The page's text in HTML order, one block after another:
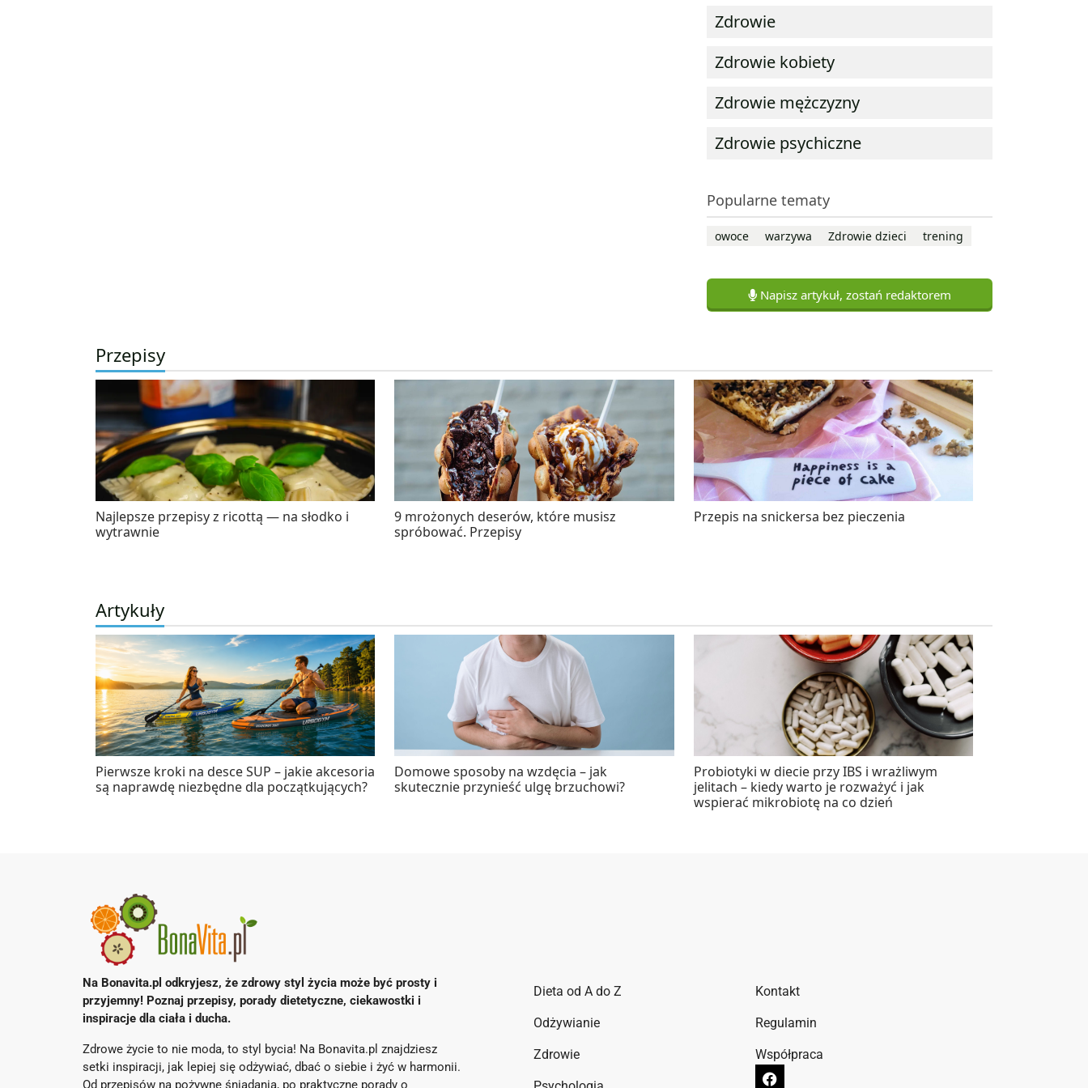
Zdrowie
Zdrowie kobiety
Zdrowie mężczyzny
Zdrowie psychiczne
Popularne tematy
owoce warzywa Zdrowie dzieci trening
Napisz artykuł, zostań redaktorem
Przepisy
Najlepsze przepisy z ricottą — na słodko i
wytrawnie
9 mrożonych deserów, które musisz
spróbować. Przepisy
Przepis na snickersa bez pieczenia
Artykuły
Pierwsze kroki na desce SUP – jakie akcesoria
są naprawdę niezbędne dla początkujących?
Domowe sposoby na wzdęcia – jak
skutecznie przynieść ulgę brzuchowi?
Probiotyki w diecie przy IBS i wrażliwym
jelitach – kiedy warto je rozważyć i jak
wspierać mikrobiotę na co dzień
Na Bonavita.pl odkryjesz, że zdrowy styl życia może być prosty i
przyjemny! Poznaj przepisy, porady dietetyczne, ciekawostki i
inspiracje dla ciała i ducha.
Zdrowe życie to nie moda, to styl bycia! Na Bonavita.pl znajdziesz
setki inspiracji, jak lepiej się odżywiać, dbać o siebie i żyć w harmonii.
Od przepisów na pożywne śniadania, po praktyczne porady o
Dieta od A do Z
Odżywianie
Zdrowie
Kontakt
Regulamin
Współpraca